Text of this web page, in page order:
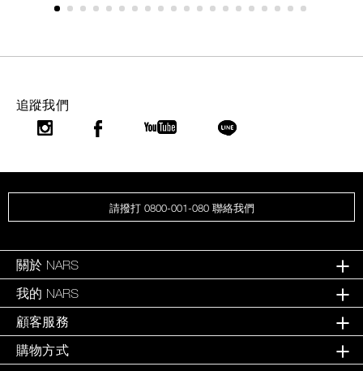
追蹤我們
請撥打 0800-001-080 聯絡我們
關於 NARS
我的 NARS
顧客服務
購物方式